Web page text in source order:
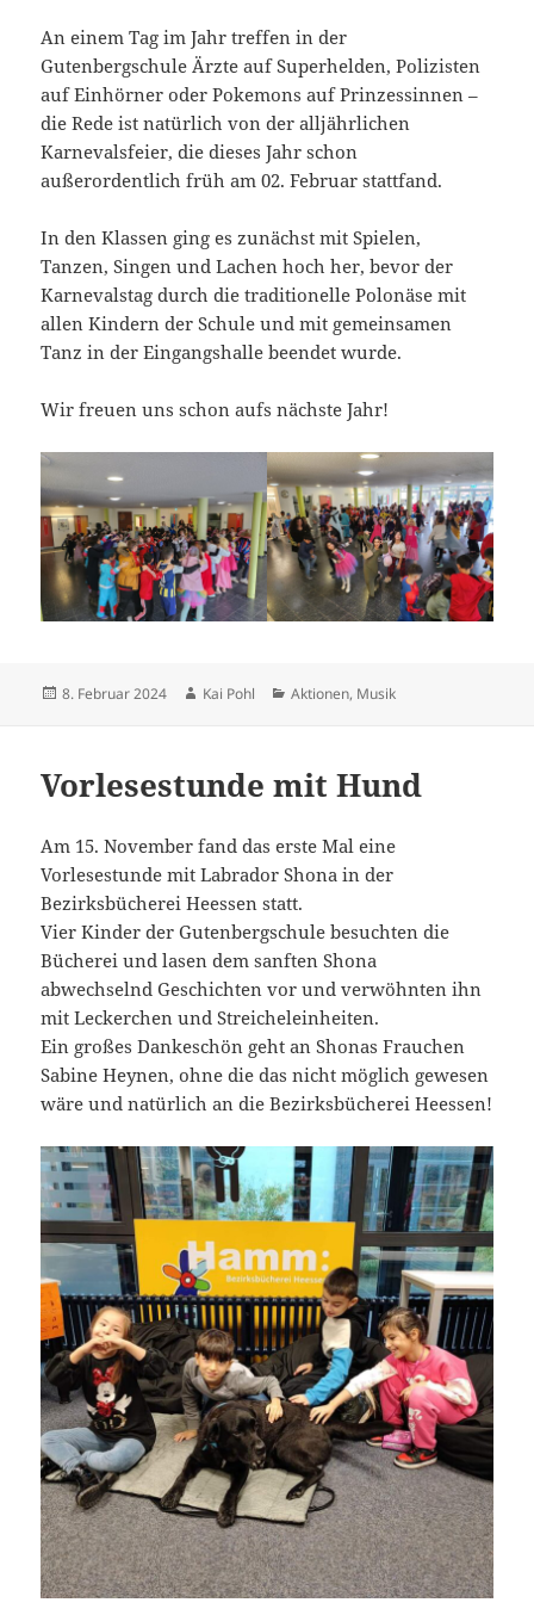
An einem Tag im Jahr treffen in der
Gutenbergschule Ärzte auf Superhelden, Polizisten
auf Einhörner oder Pokemons auf Prinzessinnen –
die Rede ist natürlich von der alljährlichen
Karnevalsfeier, die dieses Jahr schon
außerordentlich früh am 02. Februar stattfand.
In den Klassen ging es zunächst mit Spielen,
Tanzen, Singen und Lachen hoch her, bevor der
Karnevalstag durch die traditionelle Polonäse mit
allen Kindern der Schule und mit gemeinsamen
Tanz in der Eingangshalle beendet wurde.
Wir freuen uns schon aufs nächste Jahr!
Veröffentlicht
8. Februar 2024 Autor
Kai Pohl Kategorien
Aktionen, Musik
Vorlesestunde mit Hund
Am 15. November fand das erste Mal eine
Vorlesestunde mit Labrador Shona in der
Bezirksbücherei Heessen statt.
Vier Kinder der Gutenbergschule besuchten die
Bücherei und lasen dem sanften Shona
abwechselnd Geschichten vor und verwöhnten ihn
mit Leckerchen und Streicheleinheiten.
Ein großes Dankeschön geht an Shonas Frauchen
Sabine Heynen, ohne die das nicht möglich gewesen
wäre und natürlich an die Bezirksbücherei Heessen!